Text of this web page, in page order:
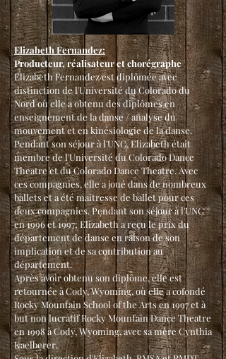
Elizabeth Fernandez:
Producteur, réalisateur et chorégraphe
Elizabeth Fernandez est diplômée avec
distinction de l'Université du Colorado du
Nord où elle a obtenu des diplômes en
enseignement de la danse / analyse du
mouvement et en kinésiologie de la danse.
Pendant son séjour à l'UNC, Elizabeth était
membre de l'Université du Colorado Dance
Theatre et du Colorado Dance Theatre. Avec
ces compagnies, elle a joué dans de nombreux
ballets et a été maîtresse de ballet pour ces
deux compagnies. Pendant son séjour à l'UNC
en 1996 et 1997; Elizabeth a reçu le prix du
département de danse en raison de son
implication et de sa contribution au
département.
Après avoir obtenu son diplôme, elle est
retournée à Cody, Wyoming, où elle a cofondé
Rocky Mountain School of the Arts en 1997 et à
but non lucratif Rocky Mountain Dance Theatre
en 1998 à Cody, Wyoming, avec sa mère Cynthia
Kaelberer.